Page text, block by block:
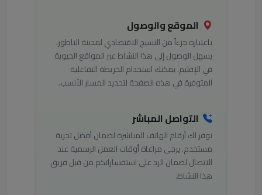
الموقع والوصول
باعتباره جزءاً من النسيج الاقتصادي لمدينة الناظور،
يسهل الوصول إلى هذا النشاط عبر المواقع الحيوية
في الإقليم. يمكنك استخدام الخريطة التفاعلية
المتوفرة في هذه الصفحة لتحديد المسار الأنسب.
التواصل المباشر
نوفر لك أرقام الهاتف المباشرة لضمان أفضل تجربة
مستخدم. يرجى مراعاة أوقات العمل الرسمية عند
الاتصال لضمان الرد على استفساراتكم من قبل فريق
هذا النشاط.